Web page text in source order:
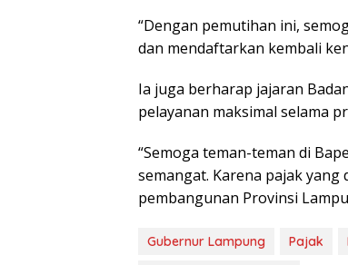
“Dengan pemutihan ini,
dan mendaftarkan kembali
Ia juga berharap jajaran
pelayanan maksimal selama
“Semoga teman-teman di
semangat. Karena pajak
pembangunan Provinsi
Gubernur Lampung Pajak